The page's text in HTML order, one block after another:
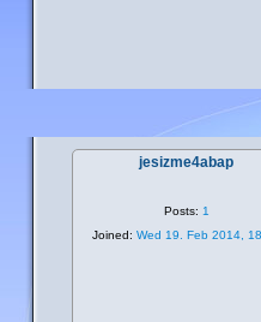
jesizme4abap
Posts: 1
Joined: Wed 19. Feb 2014,